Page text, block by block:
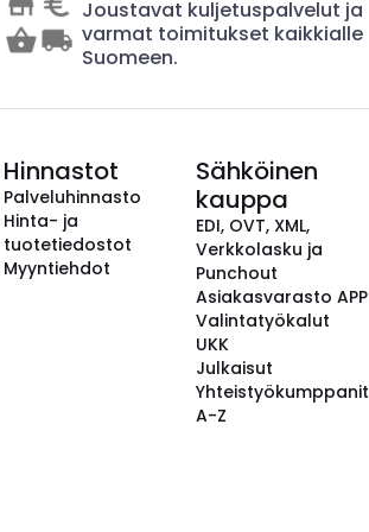
Joustavat kuljetuspalvelut ja
varmat toimitukset kaikkialle
Suomeen.
Hinnastot
Palveluhinnasto
Hinta- ja
tuotetiedostot
Myyntiehdot
Sähköinen
kauppa
EDI, OVT, XML,
Verkkolasku ja
Punchout
Asiakasvarasto APP
Valintatyökalut
UKK
Julkaisut
Yhteistyökumppanit
A-Z